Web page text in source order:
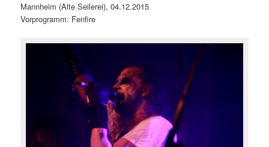
Mannheim (Alte Seilerei), 04.12.2015
Vorprogramm: Fenfire